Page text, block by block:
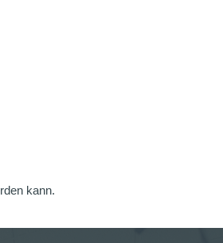
kann.